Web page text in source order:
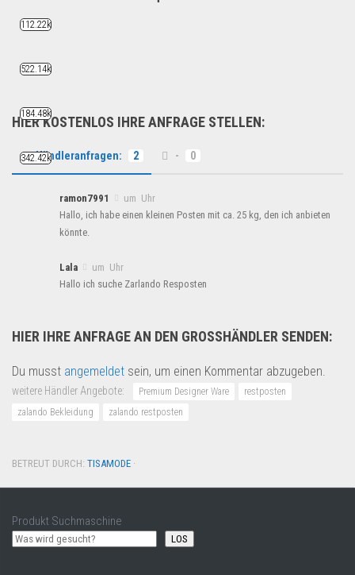
DHL Paketmarken bis 31,5 KG...
HIER KOSTENLOS IHRE ANFRAGE STELLEN:
Händleranfragen: 2 - 0
ramon7991
um Uhr
Hallo, ich habe einen kleinen Posten mit ca. 25 kg, den ich anbieten
könnte.
Lala
um Uhr
Hallo ich suche Zarlando Resposten
HIER IHRE ANFRAGE AN DEN GROSSHÄNDLER SENDEN:
Du musst angemeldet sein, um einen Kommentar abzugeben.
weitere Händler Angebote: Premium Designer Ware
restposten
zalando Bekleidung
zalando restposten
BETREUT DURCH: TISAMODE ·
Produkt Suchmaschine
LOS
112.22k
522.14k
184.48k
342.42k